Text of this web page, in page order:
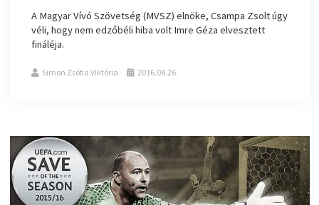
A Magyar Vívó Szövetség (MVSZ) elnöke, Csampa Zsolt úgy
véli, hogy nem edzőbéli hiba volt Imre Géza elvesztett
fináléja.
Simon Zsófia Viktória 2016.08.26.